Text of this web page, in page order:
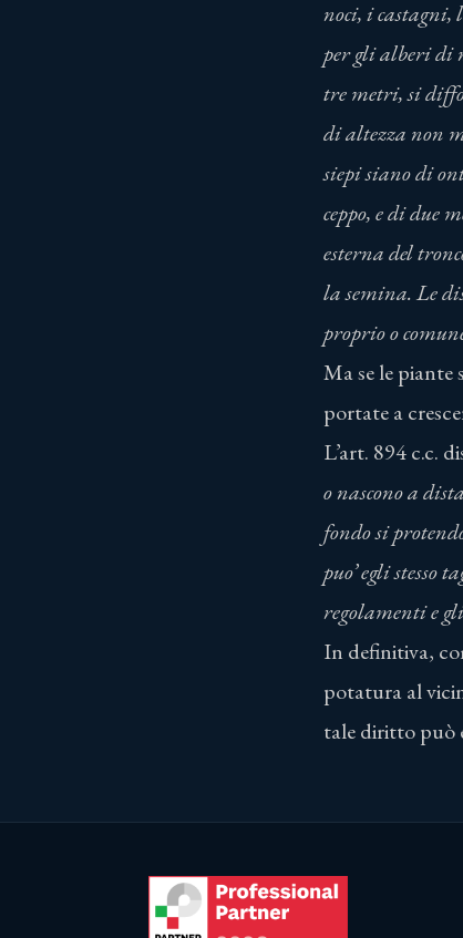
noci, i castagni,
per gli alberi di
tre metri, si
di altezza non
siepi siano di
ceppo, e di due
esterna del
la semina. Le
proprio o
Ma se le piante
portate a
L’art. 894 c.c.
o nascono a
fondo si
puo’ egli stesso
regolamenti e
In definitiva,
potatura al
tale diritto può